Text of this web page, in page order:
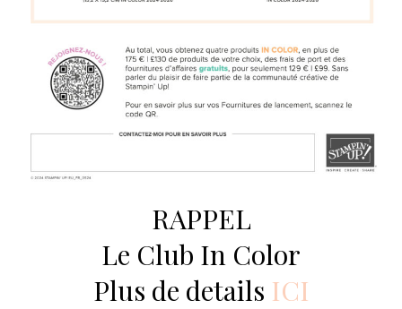
RAPPEL
Le Club In Color
Plus de details ICI